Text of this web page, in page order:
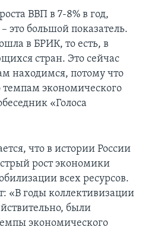
ВВП в 7-8% в год,
это большой показатель.
в БРИК, то есть, в
стран. Это сейчас
находимся, потому что
темпам экономического
«Голоса
что в истории России
рост экономики
всех ресурсов.
«В годы коллективизации
были
экономического